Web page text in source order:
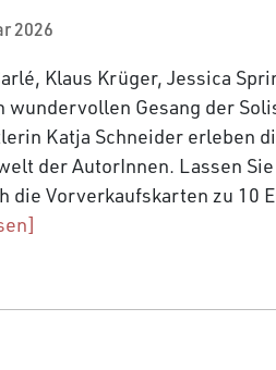
2026
Klaus Krüger, Jessica
wundervollen Gesang der
Katja Schneider erleben
der AutorInnen. Lassen
die Vorverkaufskarten zu 10